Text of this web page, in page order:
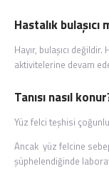
Hastalık bulaşıcı
Hayır, bulaşıcı
aktivitelerine devam
Tanısı nasıl
Yüz felci teşhisi
Ancak yüz felcine
şüphelendiğinde